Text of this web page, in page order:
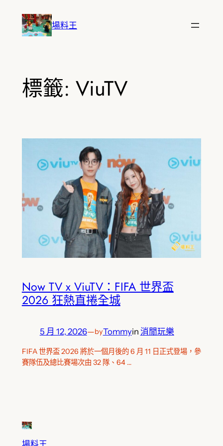
場料王
標籤: ViuTV
Now TV x ViuTV：FIFA 世界盃
2026 狂熱直捲全城
5 月 12, 2026—byTommyin 消閒玩樂
FIFA 世界盃 2026 將於一個月後的 6 月 11 日正式登場，參
賽隊伍及總比賽場次由 32 隊、64 …
場料王